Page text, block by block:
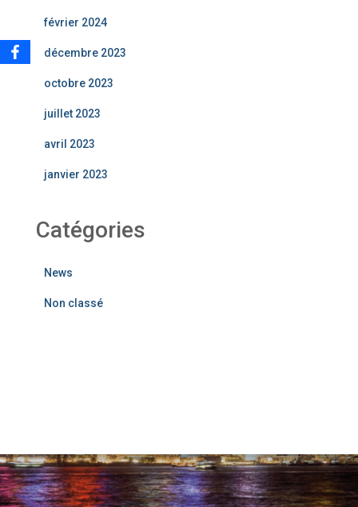
février 2024
décembre 2023
octobre 2023
juillet 2023
avril 2023
janvier 2023
Catégories
News
Non classé